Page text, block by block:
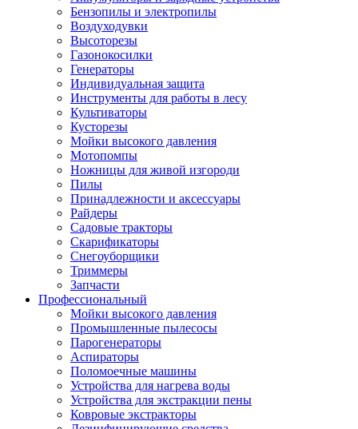
Бензопилы и электропилы
Воздуходувки
Высоторезы
Газонокосилки
Генераторы
Индивидуальная защита
Инструменты для работы в лесу
Культиваторы
Кусторезы
Мойки высокого давления
Мотопомпы
Ножницы для живой изгороди
Пилы
Принадлежности и аксессуары
Райдеры
Садовые тракторы
Скарификаторы
Снегоуборщики
Триммеры
Запчасти
Профессиональный
Мойки высокого давления
Промышленные пылесосы
Парогенераторы
Аспираторы
Поломоечные машины
Устройства для нагрева воды
Устройства для экстракции пены
Ковровые экстракторы